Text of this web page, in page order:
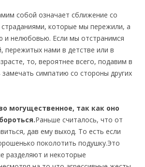
собой означает сближение со
которые мы пережили, а
и нелюбовью. Если мы отстранимся
пережитых нами в детстве или в
то, вероятнее всего, подавим в
симпатию со стороны других
могущественное, так как оно
Раньше считалось, что от
дав ему выход. То есть если
поколотить подушку.Это
разделяют и некоторые